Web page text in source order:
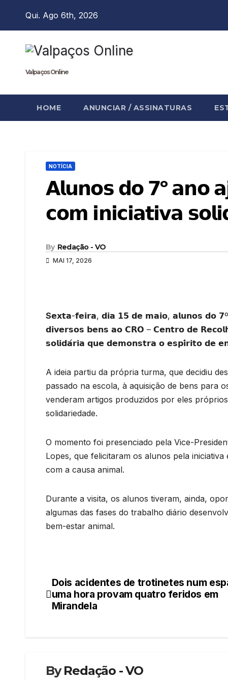
Qui. Ago 6th, 2026
Valpaços Online
HOME ANUNCIAR / ASSINATURAS
NOTÍCIA
𝗔𝗹𝘂𝗻𝗼𝘀 𝗱𝗼 𝟳º 𝗮𝗻𝗼
𝗰𝗼𝗺 𝗶𝗻𝗶𝗰𝗶𝗮𝘁𝗶𝘃𝗮
By Redação - VO
MAI 17, 2026
S𝗲𝘅𝘁𝗮-𝗳𝗲𝗶𝗿𝗮, 𝗱𝗶𝗮 𝟭𝟱 𝗱𝗲 𝗺𝗮𝗶𝗼, 𝗮𝗹𝘂𝗻𝗼𝘀 𝗱𝗼
𝗱𝗶𝘃𝗲𝗿𝘀𝗼𝘀 𝗯𝗲𝗻𝘀 𝗮𝗼 𝗖𝗥𝗢 – 𝗖𝗲𝗻𝘁𝗿𝗼 𝗱𝗲
𝘀𝗼𝗹𝗶𝗱𝗮́𝗿𝗶𝗮 𝗾𝘂𝗲 𝗱𝗲𝗺𝗼𝗻𝘀𝘁𝗿𝗮 𝗼 𝗲𝘀𝗽𝗶́𝗿𝗶𝘁𝗼 𝗱𝗲
A ideia partiu da própria turma, que decidiu
passado na escola, à aquisição de bens para
venderam artigos produzidos por eles
solidariedade.
O momento foi presenciado pela Vice-
Lopes, que felicitaram os alunos pela
com a causa animal.
Durante a visita, os alunos tiveram, ainda,
algumas das fases do trabalho diário
bem-estar animal.
Navegação
de
Dois acidentes de trotinetes num
uma hora provam quatro feridos em
Mirandela
ByRedação - VO